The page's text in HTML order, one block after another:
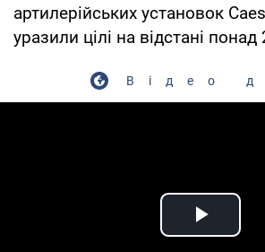
артилерійських установок
уразили цілі на відстані
Відео
Play